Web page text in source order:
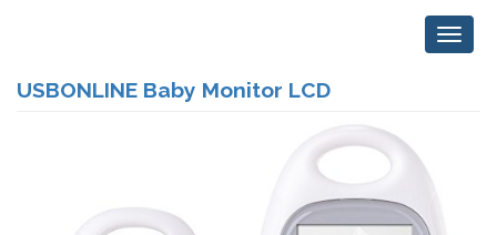
USBONLINE Baby Monitor LCD